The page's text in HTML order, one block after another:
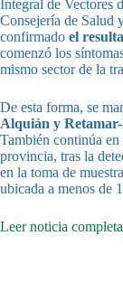
Integral de Vectores
Consejería de Salud
confirmado el
comenzó los
mismo sector de la
De esta forma, se
Alquián y
También continúa
provincia, tras la
en la toma de
ubicada a menos de
Leer noticia